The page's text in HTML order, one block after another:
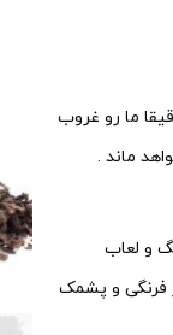
ما رو غروب
ماند .
و لعاب
فرنگی و پشمک